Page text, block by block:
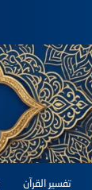
تفسير القرآن